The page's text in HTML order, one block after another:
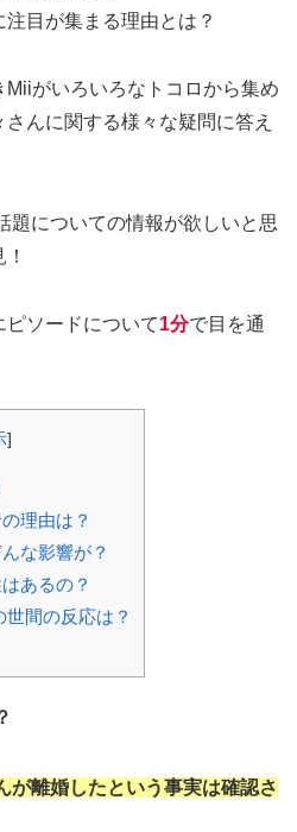
目が集まる理由とは？
がいろいろなトコロから集め
んに関する様々な疑問に答え
題についての情報が欲しいと思
ソードについて1分で目を通
]
理由は？
な影響が？
あるの？
間の反応は？
が離婚したという事実は確認さ